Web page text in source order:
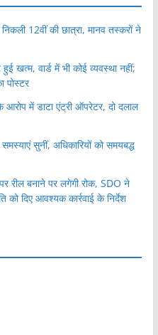
12वीं की छात्रा, मानव तस्करों ने
खत्म, वार्ड में भी कोई व्यवस्था नहीं;
पोस्टर
में डाटा एंट्री ऑपरेटर, दो दलाल
सुनीं, अधिकारियों को समयबद्ध
पर रील बनाने पर लगेगी रोक, SDO ने
को दिए आवश्यक कार्रवाई के निर्देश